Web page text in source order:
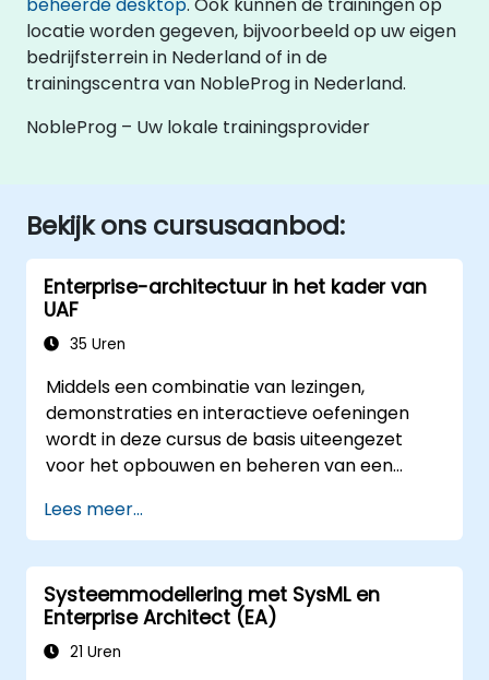
locatie worden gegeven, bijvoorbeeld op uw eigen
bedrijfsterrein in Nederland of in de
trainingscentra van NobleProg in Nederland.
NobleProg – Uw lokale trainingsprovider
Bekijk ons cursusaanbod:
Enterprise-architectuur in het kader van
UAF
35 Uren
Middels een combinatie van lezingen,
demonstraties en interactieve oefeningen
wordt in deze cursus de basis uiteengezet
voor het opbouwen en beheren van een
Unified Architecture Framework (UAF), versie
1.2.
Lees meer...
Systeemmodellering met SysML en
Enterprise Architect (EA)
21 Uren